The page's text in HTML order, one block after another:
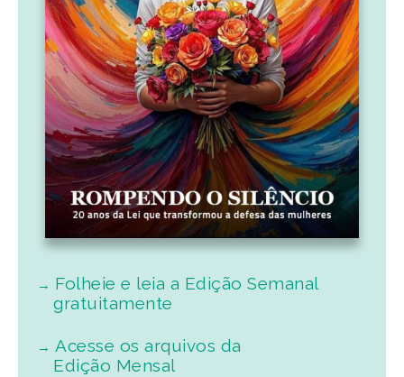
Folheie e leia a Edição Semanal
gratuitamente
Acesse os arquivos da
Edição Mensal